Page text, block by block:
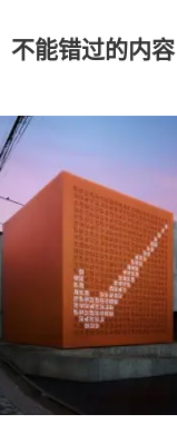
不能错过的内容